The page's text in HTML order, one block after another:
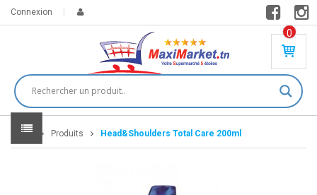
Connexion
0
PR
DU
IT(
S)
Home Produits Head&Shoulders Total Care 200ml